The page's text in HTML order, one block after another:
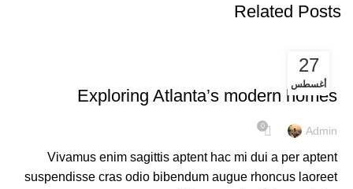
Related Posts
27
أغسطس
DECORATION
Exploring Atlanta’s modern homes
Admin
0
Vivamus enim sagittis aptent hac mi dui a per aptent
suspendisse cras odio bibendum augue rhoncus laoreet